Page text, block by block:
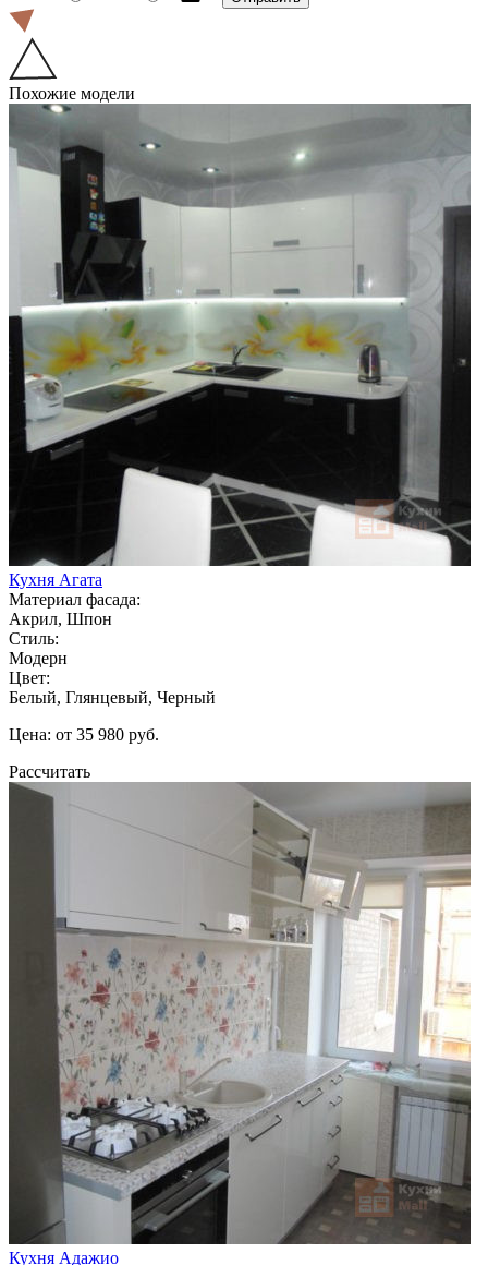
Похожие модели
Кухня Агата
Материал фасада:
Акрил, Шпон
Стиль:
Модерн
Цвет:
Белый, Глянцевый, Черный
Цена: от 35 980 руб.
Рассчитать
Кухня Адажио